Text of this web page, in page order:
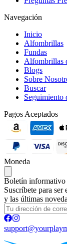
Navegación
Inicio
Alfombrillas
Fundas
Alfombrillas
Blogs
Sobre
Buscar
Seguimiento
Pagos Aceptados
Moneda
Boletín informativo
Suscríbete para
y las últimas